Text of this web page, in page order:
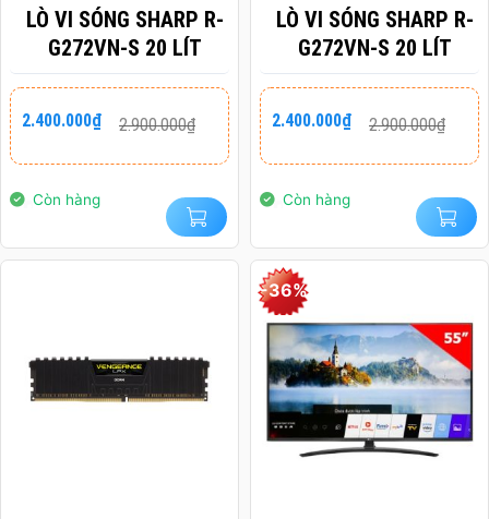
LÒ VI SÓNG SHARP R-
G272VN-S 20 LÍT
2.900.000₫
Giá
gốc
2.900.000₫.
2.400.000₫
Giá
hiện
là:
Còn hàng
LÒ VI SÓNG SHARP R-
G272VN-S 20 LÍT
2.900.000₫
Giá
gốc
2.900.000₫.
2.400.000₫
Giá
hiện
là:
Còn hàng
-36%